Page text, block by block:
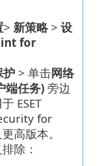
> 新策略 > 设
for
护 > 单击网络
端任务)旁边
ESET
for
高版本。
除：